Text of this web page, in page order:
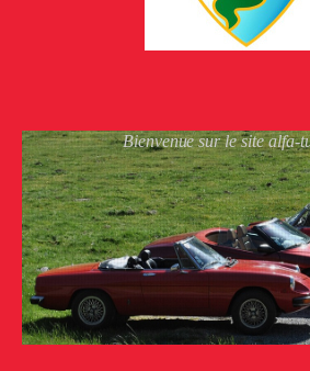
Bienvenue sur le site alfa-